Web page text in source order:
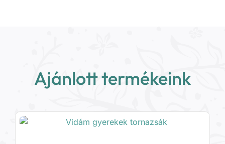
Ajánlott termékeink